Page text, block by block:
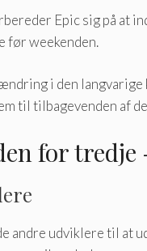
Epic sig på at
før weekenden.
i den
til tilbagevenden af
for
andre udviklere til at